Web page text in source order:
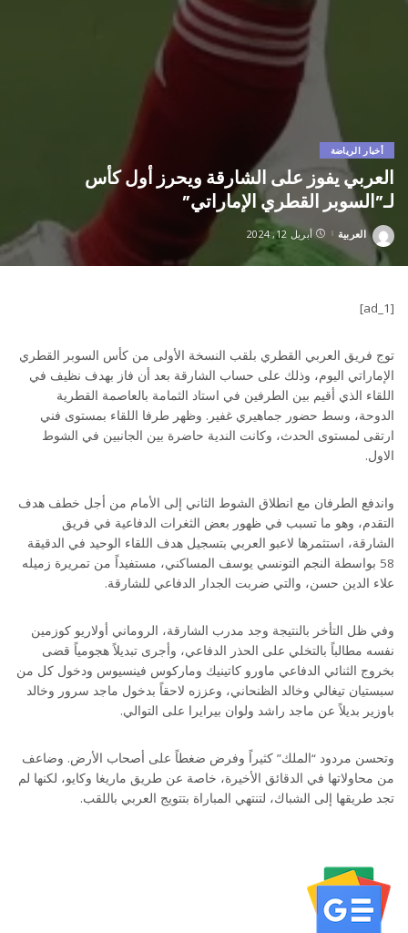
أخبار الرياضة
العربي يفوز على الشارقة ويحرز أول كأس
لـ”السوبر القطري الإماراتي”
Posted
العربية أبريل 12, 2024
[ad_1]
توج فريق العربي القطري بلقب النسخة الأولى من كأس السوبر القطري
الإماراتي اليوم، وذلك على حساب الشارقة بعد أن فاز بهدف نظيف في
اللقاء الذي أقيم بين الطرفين في استاد الثمامة بالعاصمة القطرية
الدوحة، وسط حضور جماهيري غفير. وظهر طرفا اللقاء بمستوى فني
ارتقى لمستوى الحدث، وكانت الندية حاضرة بين الجانبين في الشوط
الاول.
واندفع الطرفان مع انطلاق الشوط الثاني إلى الأمام من أجل خطف هدف
التقدم، وهو ما تسبب في ظهور بعض الثغرات الدفاعية في فريق
الشارقة، استثمرها لاعبو العربي بتسجيل هدف اللقاء الوحيد في الدقيقة
58 بواسطة النجم التونسي يوسف المساكني، مستفيداً من تمريرة زميله
علاء الدين حسن، والتي ضربت الجدار الدفاعي للشارقة.
وفي ظل التأخر بالنتيجة وجد مدرب الشارقة، الروماني أولاريو كوزمين
نفسه مطالباً بالتخلي على الحذر الدفاعي، وأجرى تبديلاً هجومياً قضى
بخروج الثنائي الدفاعي ماورو كاتينيك وماركوس فينسيوس ودخول كل من
سبستيان تيغالي وخالد الظنحاني، وعززه لاحقاً بدخول ماجد سرور وخالد
باوزير بديلاً عن ماجد راشد ولوان بيرايرا على التوالي.
وتحسن مردود “الملك” كثيراً وفرض ضغطاً على أصحاب الأرض. وضاعف
من محاولاتها في الدقائق الأخيرة، خاصة عن طريق ماريغا وكايو، لكنها لم
تجد طريقها إلى الشباك، لتنتهي المباراة بتتويج العربي باللقب.